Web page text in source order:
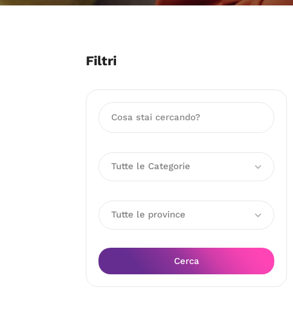
Filtri
Tutte le Categorie
Tutte le province
Cerca